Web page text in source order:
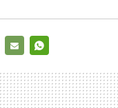
MAIL